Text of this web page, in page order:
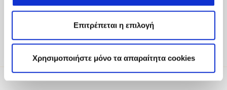
Επιτρέπεται η επιλογή
Χρησιμοποιήστε μόνο τα απαραίτητα cookies
experiences, offers and more, please register
Sign Up